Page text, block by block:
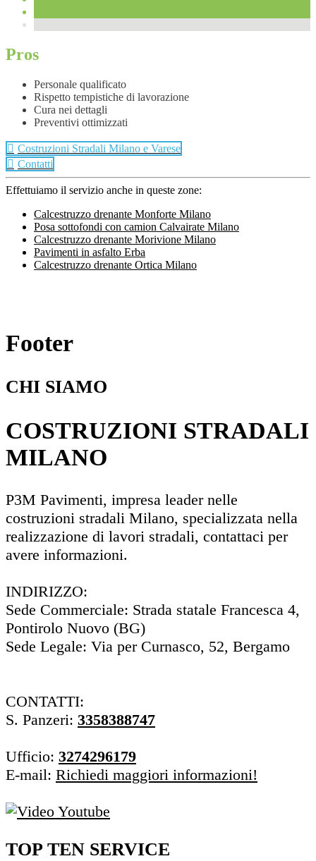
Pros
Personale qualificato
Rispetto tempistiche di lavorazione
Cura nei dettagli
Preventivi ottimizzati
Costruzioni Stradali Milano e Varese
Contatti
Effettuiamo il servizio anche in queste zone:
Calcestruzzo drenante Monforte Milano
Posa sottofondi con camion Calvairate Milano
Calcestruzzo drenante Morivione Milano
Pavimenti in asfalto Erba
Calcestruzzo drenante Ortica Milano
Footer
CHI SIAMO
COSTRUZIONI STRADALI
MILANO
P3M Pavimenti, impresa leader nelle
costruzioni stradali Milano, specializzata nella
realizzazione di lavori stradali, contattaci per
avere informazioni.
INDIRIZZO:
Sede Commerciale: Strada statale Francesca 4,
Pontirolo Nuovo (BG)
Sede Legale: Via per Curnasco, 52, Bergamo
CONTATTI:
S. Panzeri: 3358388747
Ufficio: 3274296179
E-mail: Richiedi maggiori informazioni!
TOP TEN SERVICE